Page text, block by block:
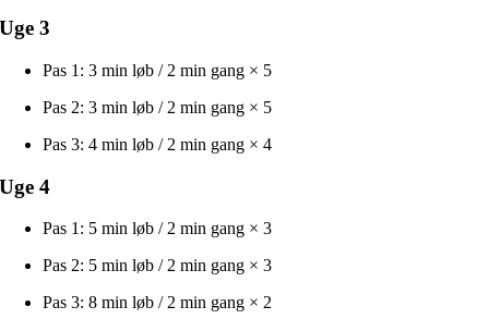
Uge 3
Pas 1: 3 min løb / 2 min gang × 5
Pas 2: 3 min løb / 2 min gang × 5
Pas 3: 4 min løb / 2 min gang × 4
Uge 4
Pas 1: 5 min løb / 2 min gang × 3
Pas 2: 5 min løb / 2 min gang × 3
Pas 3: 8 min løb / 2 min gang × 2